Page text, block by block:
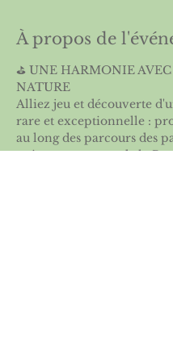
À propos de
⛳️ UNE HARMONIE
NATURE
Alliez jeu et découverte
rare et exceptionnelle :
au long des parcours des
uniques au coeur  de la